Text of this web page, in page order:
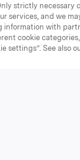
direktør i
BI. Hun
strictly necessary
services, and we
information with
cookie
settings”. See also